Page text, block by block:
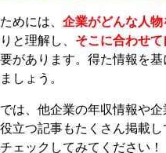
めには、 企業がどんな人
と理解し、 そこに合わせ
があります。 得た情報を
しょう。
は、他企業の年収情報や
立つ記事もたくさん掲載
ェックしてみてください！